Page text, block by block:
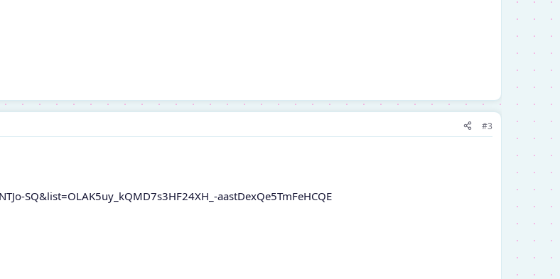
#3
SQ&list=OLAK5uy_kQMD7s3HF24XH_-aastDexQe5TmFeHCQE